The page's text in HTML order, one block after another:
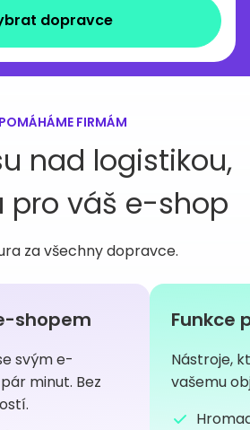
dopravce
FIRMÁM
nad logistikou,
pro váš e-shop
za všechny dopravce.
shopem
svým e-
minut. Bez
Funkce
Nástroje,
vašemu